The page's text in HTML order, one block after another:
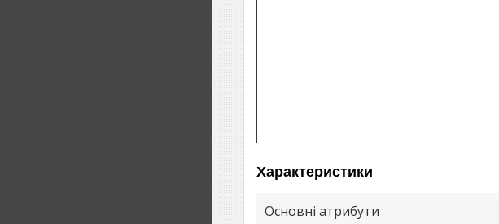
Характеристики
Основні атрибути